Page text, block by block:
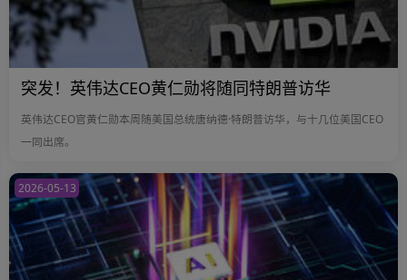
突发！英伟达CEO黄仁勋将随同特朗普访华
英伟达CEO官黄仁勋本周随美国总统唐纳德·特朗普访华，与十几位美国CEO
一同出席。
2026-05-13